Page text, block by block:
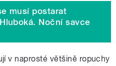
musí postarat
Noční savce
v naprosté většině ropuchy